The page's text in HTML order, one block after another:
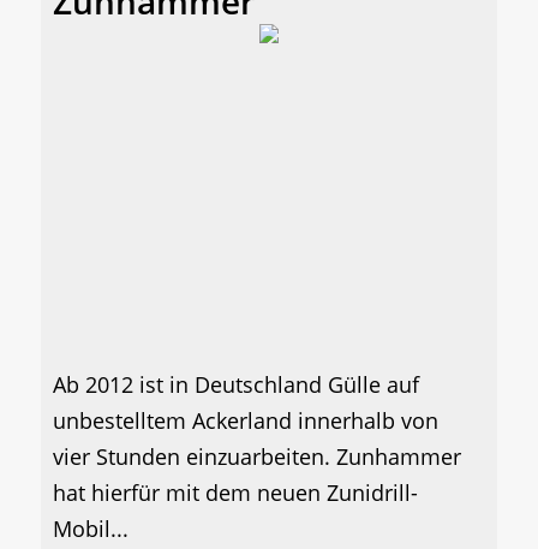
Ab 2012 ist in Deutschland Gülle auf
unbestelltem Ackerland innerhalb von
vier Stunden einzuarbeiten. Zunhammer
hat hierfür mit dem neuen Zunidrill-
Mobil...